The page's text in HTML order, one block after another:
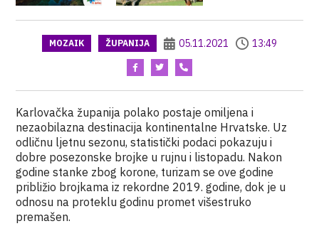
MOZAIK ŽUPANIJA 05.11.2021 13:49
Karlovačka županija polako postaje omiljena i
nezaobilazna destinacija kontinentalne Hrvatske. Uz
odličnu ljetnu sezonu, statistički podaci pokazuju i
dobre posezonske brojke u rujnu i listopadu. Nakon
godine stanke zbog korone, turizam se ove godine
približio brojkama iz rekordne 2019. godine, dok je u
odnosu na proteklu godinu promet višestruko
premašen.